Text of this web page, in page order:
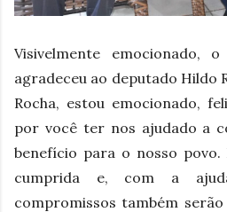
Visivelmente emocionado,
agradeceu ao deputado Hildo
Rocha, estou emocionado,
por você ter nos ajudado a
benefício para o nosso povo.
cumprida e, com a
compromissos também